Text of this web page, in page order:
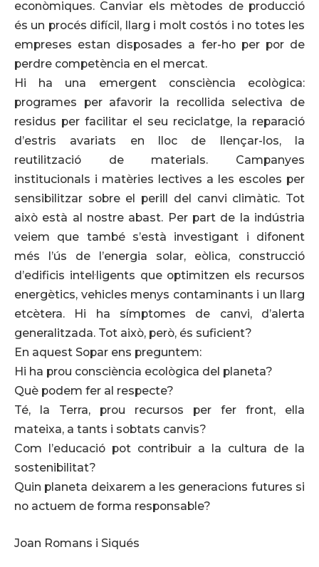
econòmiques. Canviar els mètodes de producció
és un procés difícil, llarg i molt costós i no totes les
empreses estan disposades a fer-ho per por de
perdre competència en el mercat.
Hi ha una emergent consciència ecològica:
programes per afavorir la recollida selectiva de
residus per facilitar el seu reciclatge, la reparació
d’estris avariats en lloc de llençar-los, la
reutilització de materials. Campanyes
institucionals i matèries lectives a les escoles per
sensibilitzar sobre el perill del canvi climàtic. Tot
això està al nostre abast. Per part de la indústria
veiem que també s’està investigant i difonent
més l’ús de l’energia solar, eòlica, construcció
d’edificis intel·ligents que optimitzen els recursos
energètics, vehicles menys contaminants i un llarg
etcètera. Hi ha símptomes de canvi, d’alerta
generalitzada. Tot això, però, és suficient?
En aquest Sopar ens preguntem:
Hi ha prou consciència ecològica del planeta?
Què podem fer al respecte?
Té, la Terra, prou recursos per fer front, ella
mateixa, a tants i sobtats canvis?
Com l’educació pot contribuir a la cultura de la
sostenibilitat?
Quin planeta deixarem a les generacions futures si
no actuem de forma responsable?
Joan Romans i Siqués